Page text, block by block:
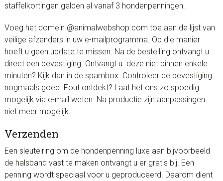
staffelkortingen gelden al vanaf 3 hondenpenningen.
Voeg het domein @animalwebshop.com toe aan de lijst van
veilige afzenders in uw e-mailprogramma. Op die manier
hoeft u geen update te missen. Na de bestelling ontvangt u
direct een bevestiging. Ontvangt u deze niet binnen enkele
minuten? Kijk dan in de spambox. Controleer de bevestiging
nogmaals goed. Fout ontdekt? Laat het ons zo spoedig
mogelijk via e-mail weten. Na productie zijn aanpassingen
niet meer mogelijk.
Verzenden
Een sleutelring om de hondenpenning luxe aan bijvoorbeeld
de halsband vast te maken ontvangt u er gratis bij. Een
penning wordt speciaal voor u geproduceerd. Daarom dient